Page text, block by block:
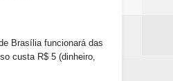
Brasília funcionará das
custa R$ 5 (dinheiro,